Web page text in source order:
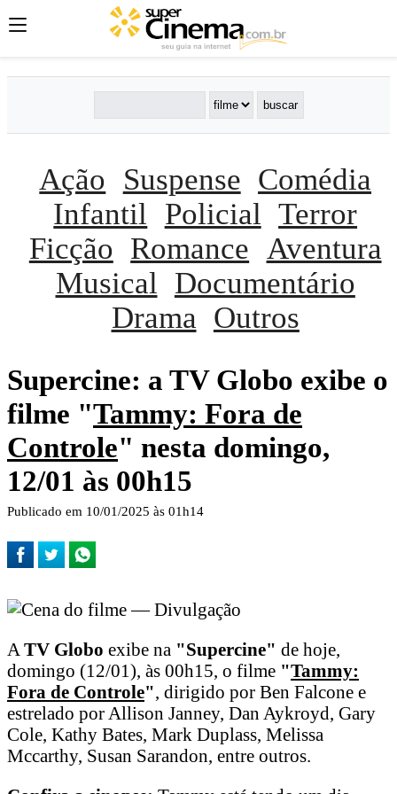
Ação Suspense Comédia
Infantil
Policial Terror
Ficção Romance Aventura
Musical
Documentário
Drama Outros
Supercine: a TV Globo exibe o
filme "Tammy: Fora de
Controle" nesta domingo,
12/01 às 00h15
Publicado em 10/01/2025 às 01h14
A TV Globo exibe na "Supercine" de hoje,
domingo (12/01), às 00h15, o filme "Tammy:
Fora de Controle", dirigido por Ben Falcone e
estrelado por Allison Janney, Dan Aykroyd, Gary
Cole, Kathy Bates, Mark Duplass, Melissa
Mccarthy, Susan Sarandon, entre outros.